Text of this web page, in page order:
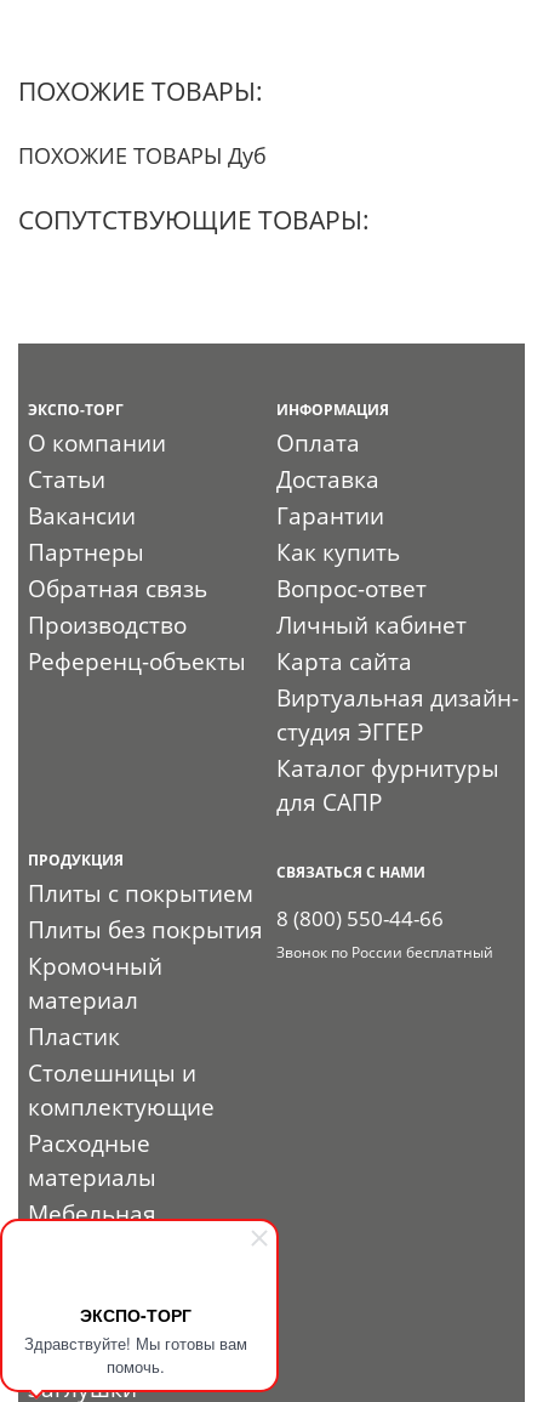
ЭКСПО-ТОРГ
Здравствуйте! Мы готовы вам
помочь.
ПОХОЖИЕ ТОВАРЫ:
ПОХОЖИЕ ТОВАРЫ Дуб
СОПУТСТВУЮЩИЕ ТОВАРЫ:
ЭКСПО-ТОРГ
О компании
Статьи
Вакансии
Партнеры
Обратная связь
Производство
Референц-объекты
ИНФОРМАЦИЯ
Оплата
Доставка
Гарантии
Как купить
Вопрос-ответ
Личный кабинет
Карта сайта
Виртуальная дизайн-
студия ЭГГЕР
Каталог фурнитуры
для САПР
ПРОДУКЦИЯ
Плиты с покрытием
Плиты без покрытия
Кромочный
материал
Пластик
Столешницы и
комплектующие
Расходные
материалы
Мебельная
профиль и
фурнитура
Заглушки
СВЯЗАТЬСЯ С НАМИ
8 (800) 550-44-66
Звонок по России бесплатный